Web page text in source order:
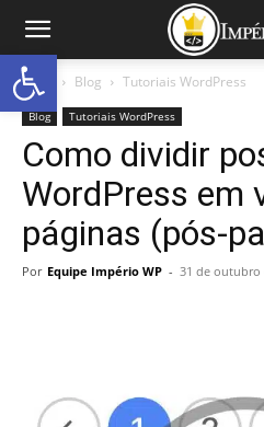
Início Blog Tutoriais WordPress
Blog Tutoriais WordPress
Como dividir
WordPress em
páginas (pós-
Por Equipe Império WP - 31 de outubro
Abrir a barra de ferramentas